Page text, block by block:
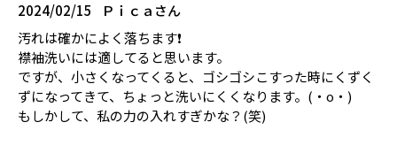
Ｐｉｃａさん
2024/02/15
汚れは確かによく落ちます❗
襟袖洗いには適してると思います。
ですが、小さくなってくると、ゴシゴシこすった時にくずく
ずになってきて、ちょっと洗いにくくなります。(・o・)
もしかして、私の力の入れすぎかな？(笑)